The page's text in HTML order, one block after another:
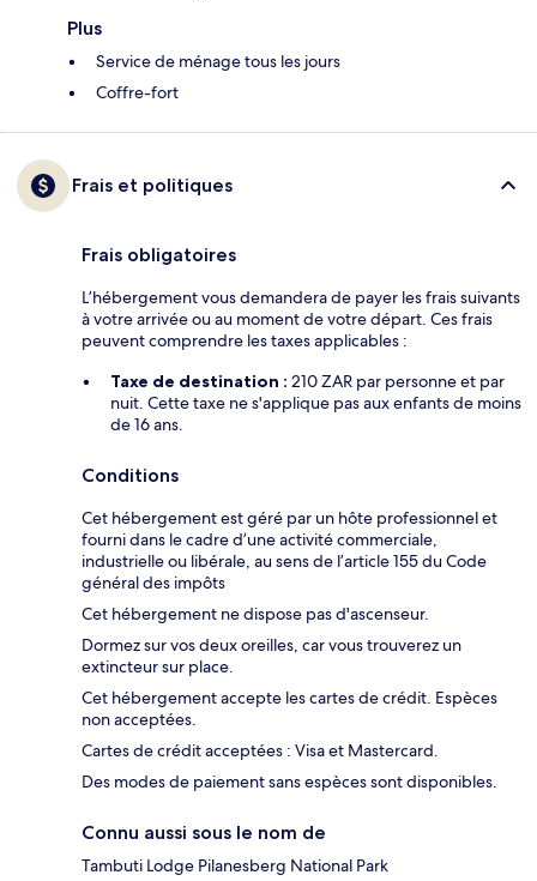
Plus
Service de ménage tous les jours
Coffre-fort
Frais et politiques
Frais obligatoires
L’hébergement vous demandera de payer les frais suivants
à votre arrivée ou au moment de votre départ. Ces frais
peuvent comprendre les taxes applicables :
Taxe de destination : 210 ZAR par personne et par
nuit. Cette taxe ne s'applique pas aux enfants de moins
de 16 ans.
Conditions
Cet hébergement est géré par un hôte professionnel et
fourni dans le cadre d’une activité commerciale,
industrielle ou libérale, au sens de l’article 155 du Code
général des impôts
Cet hébergement ne dispose pas d'ascenseur.
Dormez sur vos deux oreilles, car vous trouverez un
extincteur sur place.
Cet hébergement accepte les cartes de crédit. Espèces
non acceptées.
Cartes de crédit acceptées : Visa et Mastercard.
Des modes de paiement sans espèces sont disponibles.
Connu aussi sous le nom de
Tambuti Lodge Pilanesberg National Park